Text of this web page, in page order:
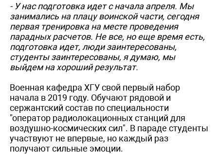
- У нас подготовка идет с начала апреля. Мы
занимались на плацу воинской части, сегодня
первая тренировка на месте проведения
парадных расчетов. Не все, но еще время есть,
подготовка идет, люди заинтересованы,
студенты заинтересованы, я думаю, мы
выйдем на хороший результат.
Военная кафедра ХГУ свой первый набор
начала в 2019 году. Обучают рядовой и
сержантский состав по специальности
"оператор радиолокационных станций для
воздушно-космических сил". В параде студенты
участвуют не впервые, но каждый раз
получают сильные эмоции.